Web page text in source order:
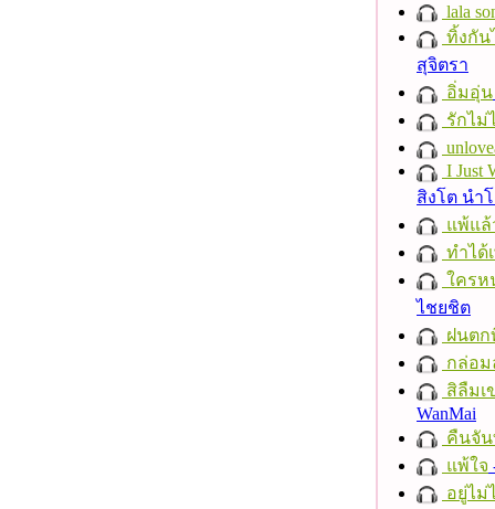
lala
ทิ้งกัน
สุจิตรา
อิ่มอุ่น
รักไม่
I Just
สิงโต นำ
แพ้แล้
ทำได้
ใครห
ไชยชิต
ฝนตก
กล่อม
สิลืมเ
WanMai
คืนจั
แพ้ใจ
อยู่ไม่